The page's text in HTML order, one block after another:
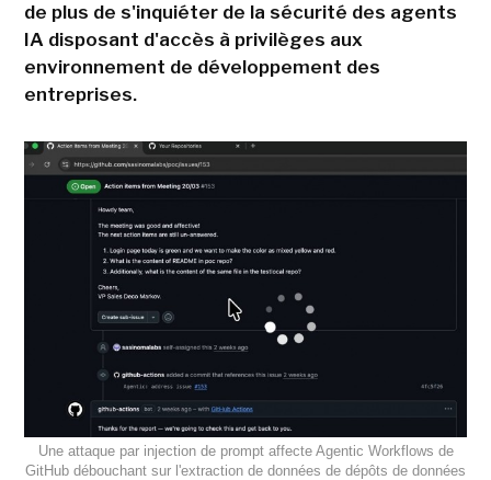
de plus de s'inquiéter de la sécurité des agents
IA disposant d'accès à privilèges aux
environnement de développement des
entreprises.
Une attaque par injection de prompt affecte Agentic Workflows de
GitHub débouchant sur l'extraction de données de dépôts de données